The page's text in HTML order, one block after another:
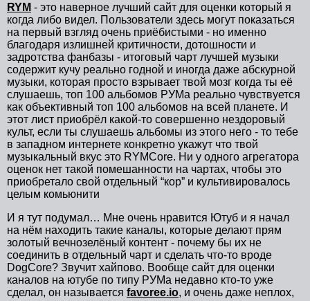
RYM - это наверное лучший сайт для оценки который я
когда либо видел. Пользователи здесь могут показаться
на первый взгляд очень приёбистыми - но именно
благодаря излишней критичности, дотошности и
задротства фанбазы - итоговый чарт лучшей музыки
содержит кучу реально годной и иногда даже абскурной
музыки, которая просто взрывает твой мозг когда ты её
слушаешь, топ 100 альбомов РУМа реально чувствуется
как объективный топ 100 альбомов на всей планете. И
этот лист приобрёл какой-то совершенно нездоровый
культ, если ты слушаешь альбомы из этого него - то тебе
в западном интернете конкретно укажут что твой
музыкальный вкус это RYMCore. Ни у одного агрегатора
оценок нет такой помешанности на чартах, чтобы это
приобретало свой отдельный “кор” и культивировалось
целым комьюнити
И я тут подумал… Мне очень нравится Ютуб и я начал
на нём находить такие каналы, которые делают прям
золотый вечнозелёный контент - почему бы их не
соединить в отдельный чарт и сделать что-то вроде
DogCore? Звучит хайпово. Вообще сайт для оценки
каналов на ютубе по типу РУМа недавно кто-то уже
сделал, он называется favoree.io, и очень даже неплох,